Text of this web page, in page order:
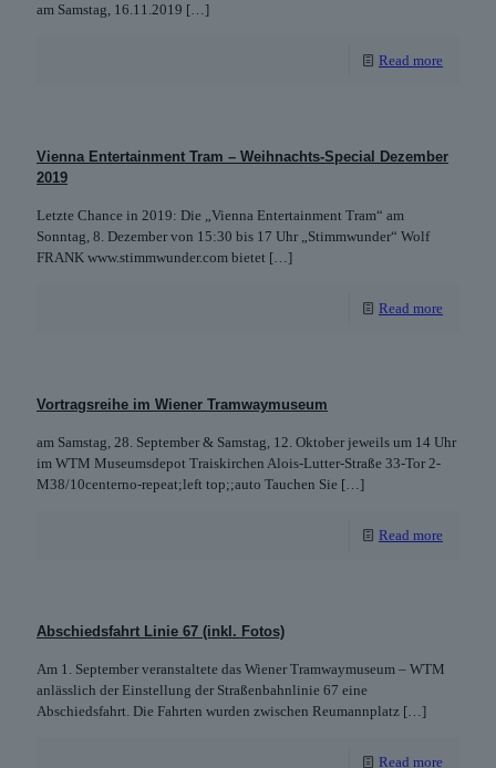
am Samstag, 16.11.2019 […]
Read more
Vienna Entertainment Tram – Weihnachts-Special Dezember
2019
Letzte Chance in 2019: Die „Vienna Entertainment Tram“ am
Sonntag, 8. Dezember von 15:30 bis 17 Uhr „Stimmwunder“ Wolf
FRANK www.stimmwunder.com bietet […]
Read more
Vortragsreihe im Wiener Tramwaymuseum
am Samstag, 28. September & Samstag, 12. Oktober jeweils um 14 Uhr
im WTM Museumsdepot Traiskirchen Alois-Lutter-Straße 33-Tor 2-
M38/10centerno-repeat;left top;;auto Tauchen Sie […]
Read more
Abschiedsfahrt Linie 67 (inkl. Fotos)
Am 1. September veranstaltete das Wiener Tramwaymuseum – WTM
anlässlich der Einstellung der Straßenbahnlinie 67 eine
Abschiedsfahrt. Die Fahrten wurden zwischen Reumannplatz […]
Read more